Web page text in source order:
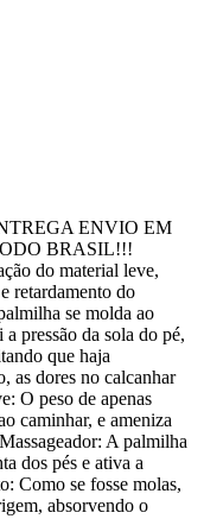
ENVIO EM
BRASIL!!!
do material leve,
retardamento do
se molda ao
pressão da sola do pé,
que haja
as dores no calcanhar
O peso de apenas
caminhar, e ameniza
A palmilha
dos pés e ativa a
Como se fosse molas,
absorvendo o